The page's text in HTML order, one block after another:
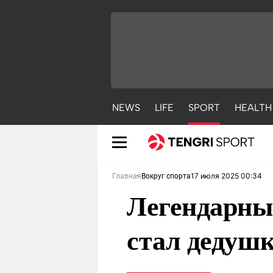
NEWS LIFE SPORT HEALTH
ГлавнаяВокруг спорта17 июля 2025 00:34
стал